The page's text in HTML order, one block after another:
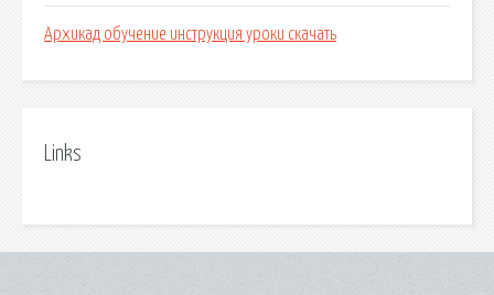
Архикад обучение инструкция уроки скачать
Links